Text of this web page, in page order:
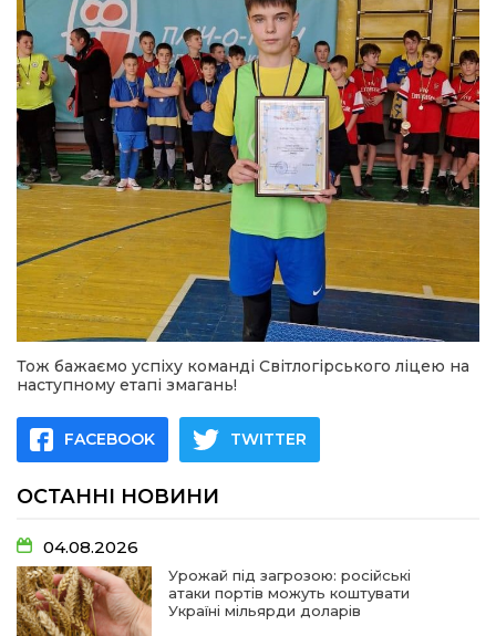
Тож бажаємо успіху команді Світлогірського ліцею на
наступному етапі змагань!
FACEBOOK TWITTER
ОСТАННІ НОВИНИ
04.08.2026
Урожай під загрозою: російські
атаки портів можуть коштувати
Україні мільярди доларів